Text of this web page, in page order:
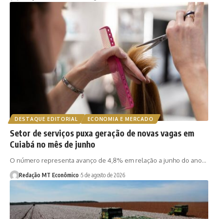
DESTAQUE EDITORIAL ECONOMIA E MERCADO
Setor de serviços puxa geração de novas vagas em
Cuiabá no mês de junho
O número representa avanço de 4,8% em relação a junho do ano…
Redação MT Econômico 5 de agosto de 2026